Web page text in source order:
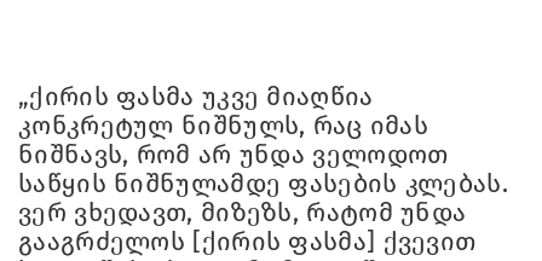
„ქირის ფასმა უკვე მიაღწია
კონკრეტულ ნიშნულს, რაც იმას
ნიშნავს, რომ არ უნდა ველოდოთ
საწყის ნიშნულამდე ფასების კლებას.
ვერ ვხედავთ, მიზეზს, რატომ უნდა
გააგრძელოს [ქირის ფასმა] ქვევით